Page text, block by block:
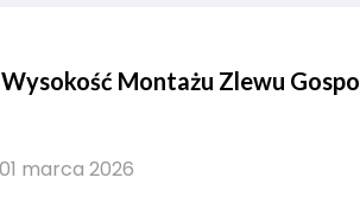
Montażu Zlewu
marca 2026